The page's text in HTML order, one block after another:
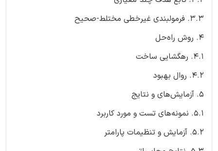
3.3. فرمولبندی غیرخطی مختلط-صحیح
4. روش راه‌حل
4.1. رهگشایی ساخت
4.2. روال بهبود
5. آزمایش‌های و نتایج
5.1. نمونه‌های تست و مورد کاربرد
5.2. آزمایش و تنظیمات پارامتر